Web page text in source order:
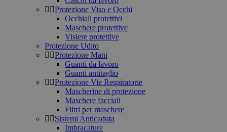
Protezione Viso e Occhi
Occhiali protettivi
Maschere protettive
Visiere protettive
Protezione Udito
Protezione Mani
Guanti da lavoro
Guanti antitaglio
Protezione Vie Respiratorie
Mascherine di protezione
Maschere facciali
Filtri per maschere
Sistemi Anticaduta
Imbracature